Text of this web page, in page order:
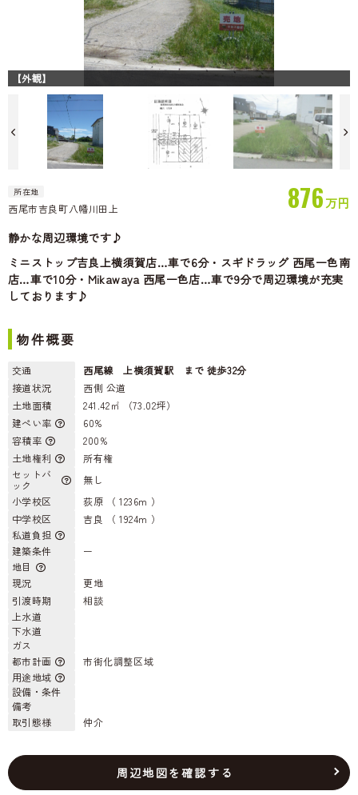
【外観】
所在地
西尾市吉良町八幡川田上 876万円
静かな周辺環境です♪
ミニストップ吉良上横須賀店…車で6分・スギドラッグ 西尾一色南
店…車で10分・Mikawaya 西尾一色店…車で9分で周辺環境が充実
しております♪
物件概要
交通
西尾線 上横須賀駅 まで 徒歩32分
接道状況
西側 公道
土地面積
241.42㎡ （73.02坪）
建ぺい率
60%
容積率
200%
土地権利
所有権
セットバ
ック
無し
小学校区
荻原 （ 1236m ）
中学校区
吉良 （ 1924m ）
私道負担
建築条件
ー
地目
現況
更地
引渡時期
相談
上水道
下水道
ガス
都市計画
市街化調整区域
用途地域
設備・条件
備考
取引態様
仲介
周辺地図を確認する